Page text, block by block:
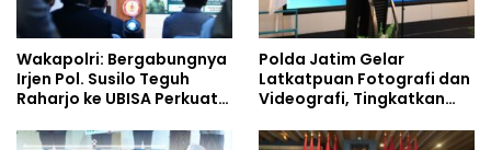
Wakapolri: Bergabungnya
Irjen Pol. Susilo Teguh
Raharjo ke UBISA Perkuat
Studi Kepolisian
Polda Jatim Gelar
Latkatpuan Fotografi dan
Videografi, Tingkatkan
Era Digital